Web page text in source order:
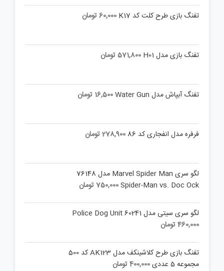
تفنگ بازی طرح کلت کد K17 60,000تومان
تفنگ بازی مدل H01 571,800تومان
تفنگ آبپاش مدل Water Gun 16,500 تومان
فرفره مدل انفجاری کد 86 278,900تومان
لگو سری Marvel Spider Man مدل 76148
Spider-Man vs. Doc Ock
750,000تومان
لگو سری سیتی مدل 60241 Police Dog Unit
460,000تومان
تفنگ بازی طرح کلاشینکف مدل AK123 کد 500
مجموعه 5 عددی
400,000تومان